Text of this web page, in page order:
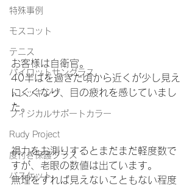
特殊事例
モスコット
テニス
パイロットサングラス
トレッキング
フィジカルサポートカラー
Rudy Project
度付き保護グラス
バスケット
お客様は自衛官。
40半ばを過ぎた頃から近くが少し見え
にくくなり、目の疲れを感じていまし
た。
視力をお測りするとまだまだ軽度数で
すが、老眼の数値は出ています。
無理をすれば見えないこともない程度